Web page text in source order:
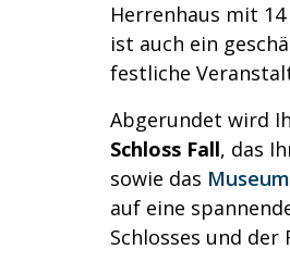
Herrenhaus mit
ist auch ein
festliche
Abgerundet wird
Schloss Fall, das
sowie das
auf eine
Schlosses und